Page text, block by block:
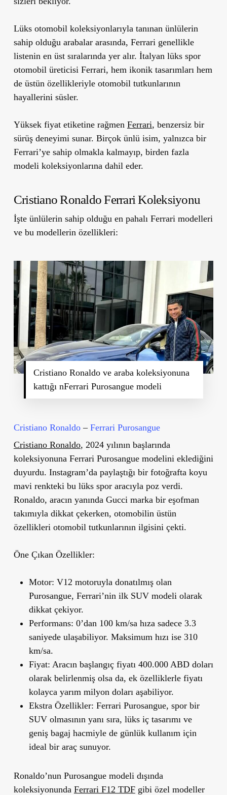
Lüks otomobil koleksiyonlarıyla tanınan ünlülerin
sahip olduğu arabalar arasında, Ferrari genellikle
listenin en üst sıralarında yer alır. İtalyan lüks spor
otomobil üreticisi Ferrari, hem ikonik tasarımları hem
de üstün özellikleriyle otomobil tutkunlarının
hayallerini süsler.
Yüksek fiyat etiketine rağmen Ferrari, benzersiz bir
sürüş deneyimi sunar. Birçok ünlü isim, yalnızca bir
Ferrari’ye sahip olmakla kalmayıp, birden fazla
modeli koleksiyonlarına dahil eder.
Cristiano Ronaldo Ferrari Koleksiyonu
İşte ünlülerin sahip olduğu en pahalı Ferrari modelleri
ve bu modellerin özellikleri:
Cristiano Ronaldo ve araba koleksiyonuna
kattığı nFerrari Purosangue modeli
Cristiano Ronaldo– Ferrari Purosangue
Cristiano Ronaldo, 2024 yılının başlarında
koleksiyonuna Ferrari Purosanguemodelini eklediğini
duyurdu. Instagram’da paylaştığı bir fotoğrafta koyu
mavi renkteki bu lüks spor aracıyla poz verdi.
Ronaldo, aracın yanında Gucci marka bir eşofman
takımıyla dikkat çekerken, otomobilin üstün
özellikleri otomobil tutkunlarının ilgisini çekti.
Öne Çıkan Özellikler:
Motor: V12 motoruyla donatılmış olan
Purosangue, Ferrari’nin ilk SUV modeli olarak
dikkat çekiyor.
Performans: 0’dan 100 km/sa hıza sadece 3.3
saniyede ulaşabiliyor. Maksimum hızı ise 310
km/sa.
Fiyat: Aracın başlangıç fiyatı 400.000 ABD doları
olarak belirlenmiş olsa da, ek özelliklerle fiyatı
kolayca yarım milyon doları aşabiliyor.
Ekstra Özellikler: Ferrari Purosangue, spor bir
SUV olmasının yanı sıra, lüks iç tasarımı ve
geniş bagaj hacmiyle de günlük kullanım için
ideal bir araç sunuyor.
Ronaldo’nun Purosangue modeli dışında
koleksiyonunda Ferrari F12 TDFgibi özel modeller